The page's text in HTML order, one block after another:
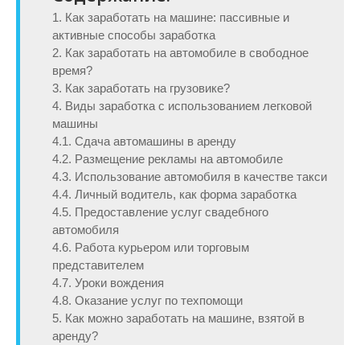
1. Как заработать на машине: пассивные и
активные способы заработка
2. Как заработать на автомобиле в свободное
время?
3. Как заработать на грузовике?
4. Виды заработка с использованием легковой
машины
4.1. Сдача автомашины в аренду
4.2. Размещение рекламы на автомобиле
4.3. Использование автомобиля в качестве такси
4.4. Личный водитель, как форма заработка
4.5. Предоставление услуг свадебного
автомобиля
4.6. Работа курьером или торговым
представителем
4.7. Уроки вождения
4.8. Оказание услуг по техпомощи
5. Как можно заработать на машине, взятой в
аренду?